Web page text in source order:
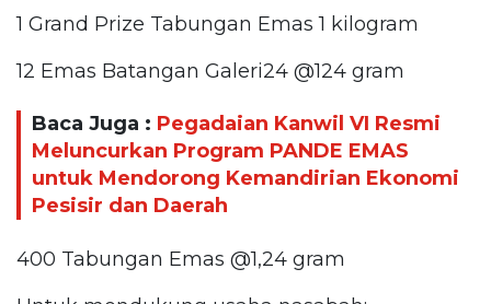
1 Grand Prize Tabungan Emas 1 kilogram
12 Emas Batangan Galeri24 @124 gram
Baca Juga : Pegadaian Kanwil VI Resmi
Meluncurkan Program PANDE EMAS
untuk Mendorong Kemandirian Ekonomi
Pesisir dan Daerah
400 Tabungan Emas @1,24 gram